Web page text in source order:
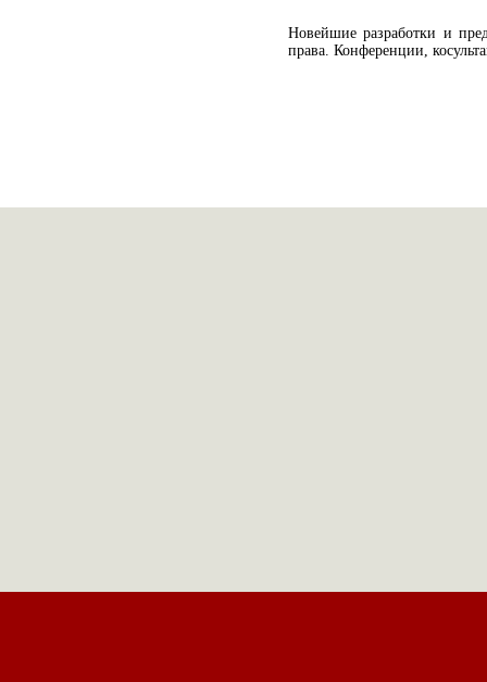
Новейшие разработки и
права. Конференции,